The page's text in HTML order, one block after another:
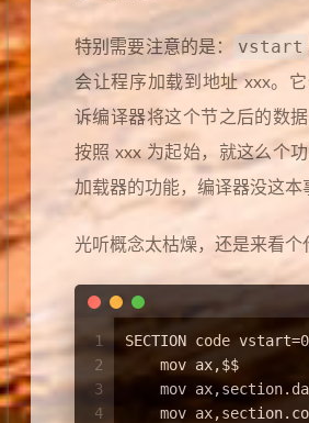
特别需要注意的是： vstart
会让程序加载到地址 xxx。
诉编译器将这个节之后的数
按照 xxx 为起始，就这么个
加载器的功能，编译器没这本
光听概念太枯燥，还是来看个
1
2
3
4
SECTION code
    mov ax,$$
mov
mov